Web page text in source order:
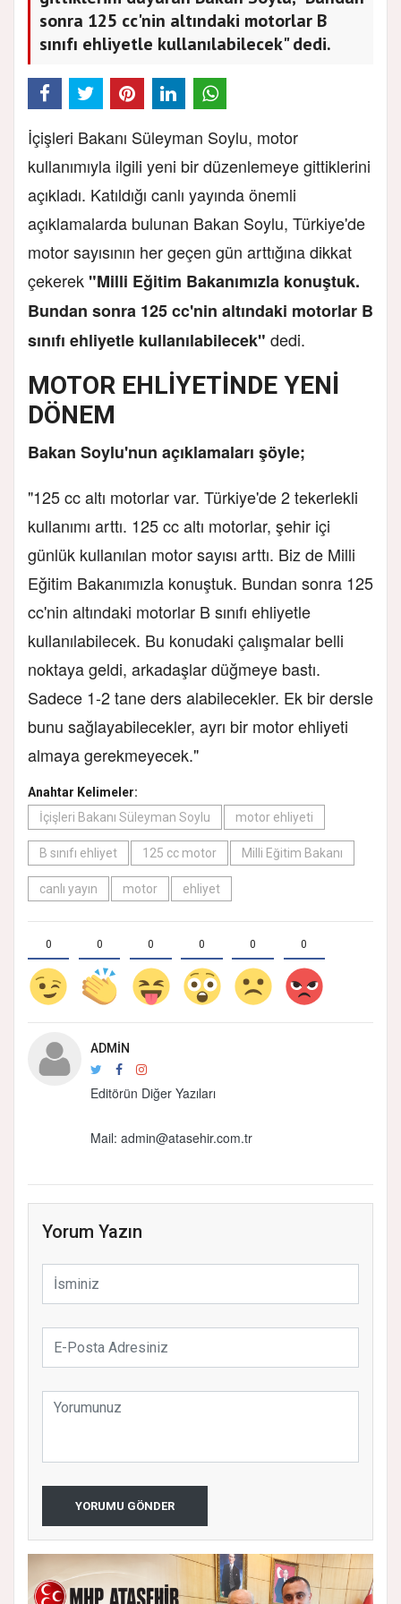
sonra 125 cc'nin altındaki motorlar B
sınıfı ehliyetle kullanılabilecek" dedi.
İçişleri Bakanı Süleyman Soylu, motor
kullanımıyla ilgili yeni bir düzenlemeye gittiklerini
açıkladı. Katıldığı canlı yayında önemli
açıklamalarda bulunan Bakan Soylu, Türkiye'de
motor sayısının her geçen gün arttığına dikkat
çekerek"Milli Eğitim Bakanımızla konuştuk.
Bundan sonra 125 cc'nin altındaki motorlar B
sınıfı ehliyetle kullanılabilecek" dedi.
MOTOR EHLİYETİNDE YENİ
DÖNEM
Bakan Soylu'nun açıklamaları şöyle;
"125 cc altı motorlar var. Türkiye'de 2 tekerlekli
kullanımı arttı. 125 cc altı motorlar, şehir içi
günlük kullanılan motor sayısı arttı. Biz de Milli
Eğitim Bakanımızla konuştuk. Bundan sonra 125
cc'nin altındaki motorlar B sınıfı ehliyetle
kullanılabilecek. Bu konudaki çalışmalar belli
noktaya geldi, arkadaşlar düğmeye bastı.
Sadece 1-2 tane ders alabilecekler. Ek bir dersle
bunu sağlayabilecekler, ayrı bir motor ehliyeti
almaya gerekmeyecek."
Anahtar Kelimeler:
İçişleri Bakanı Süleyman Soylu
motor ehliyeti
B sınıfı ehliyet 125 cc motor Milli Eğitim Bakanı
canlı yayın motor ehliyet
0 0 0 0 0 0
ADMIN
Editörün Diğer Yazıları
Mail: admin@atasehir.com.tr
Yorum Yazın
YORUMU GÖNDER